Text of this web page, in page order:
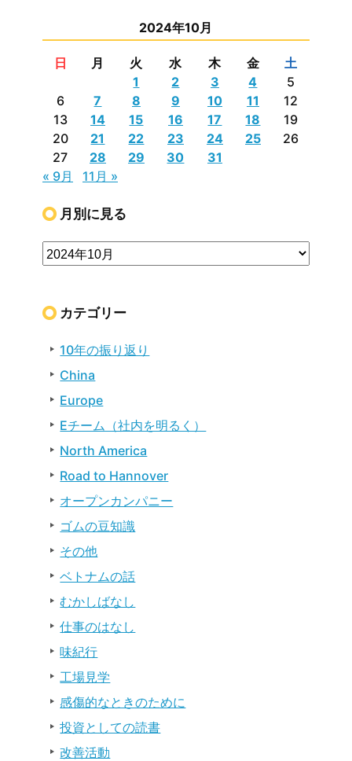
2024年10月
日 月 火 水 木 金
土
1
2 3 4
5
6
7 8 9 10 11
12
13
14 15 16 17 18
19
20
21 22 23 24 25
26
27
28 29 30
31
« 9月
11月 »
月別に見る
カテゴリー
10年の振り返り
China
Europe
Eチーム（社内を明るく）
North America
Road to Hannover
オープンカンパニー
ゴムの豆知識
その他
ベトナムの話
むかしばなし
仕事のはなし
味紀行
工場見学
感傷的なときのために
投資としての読書
改善活動